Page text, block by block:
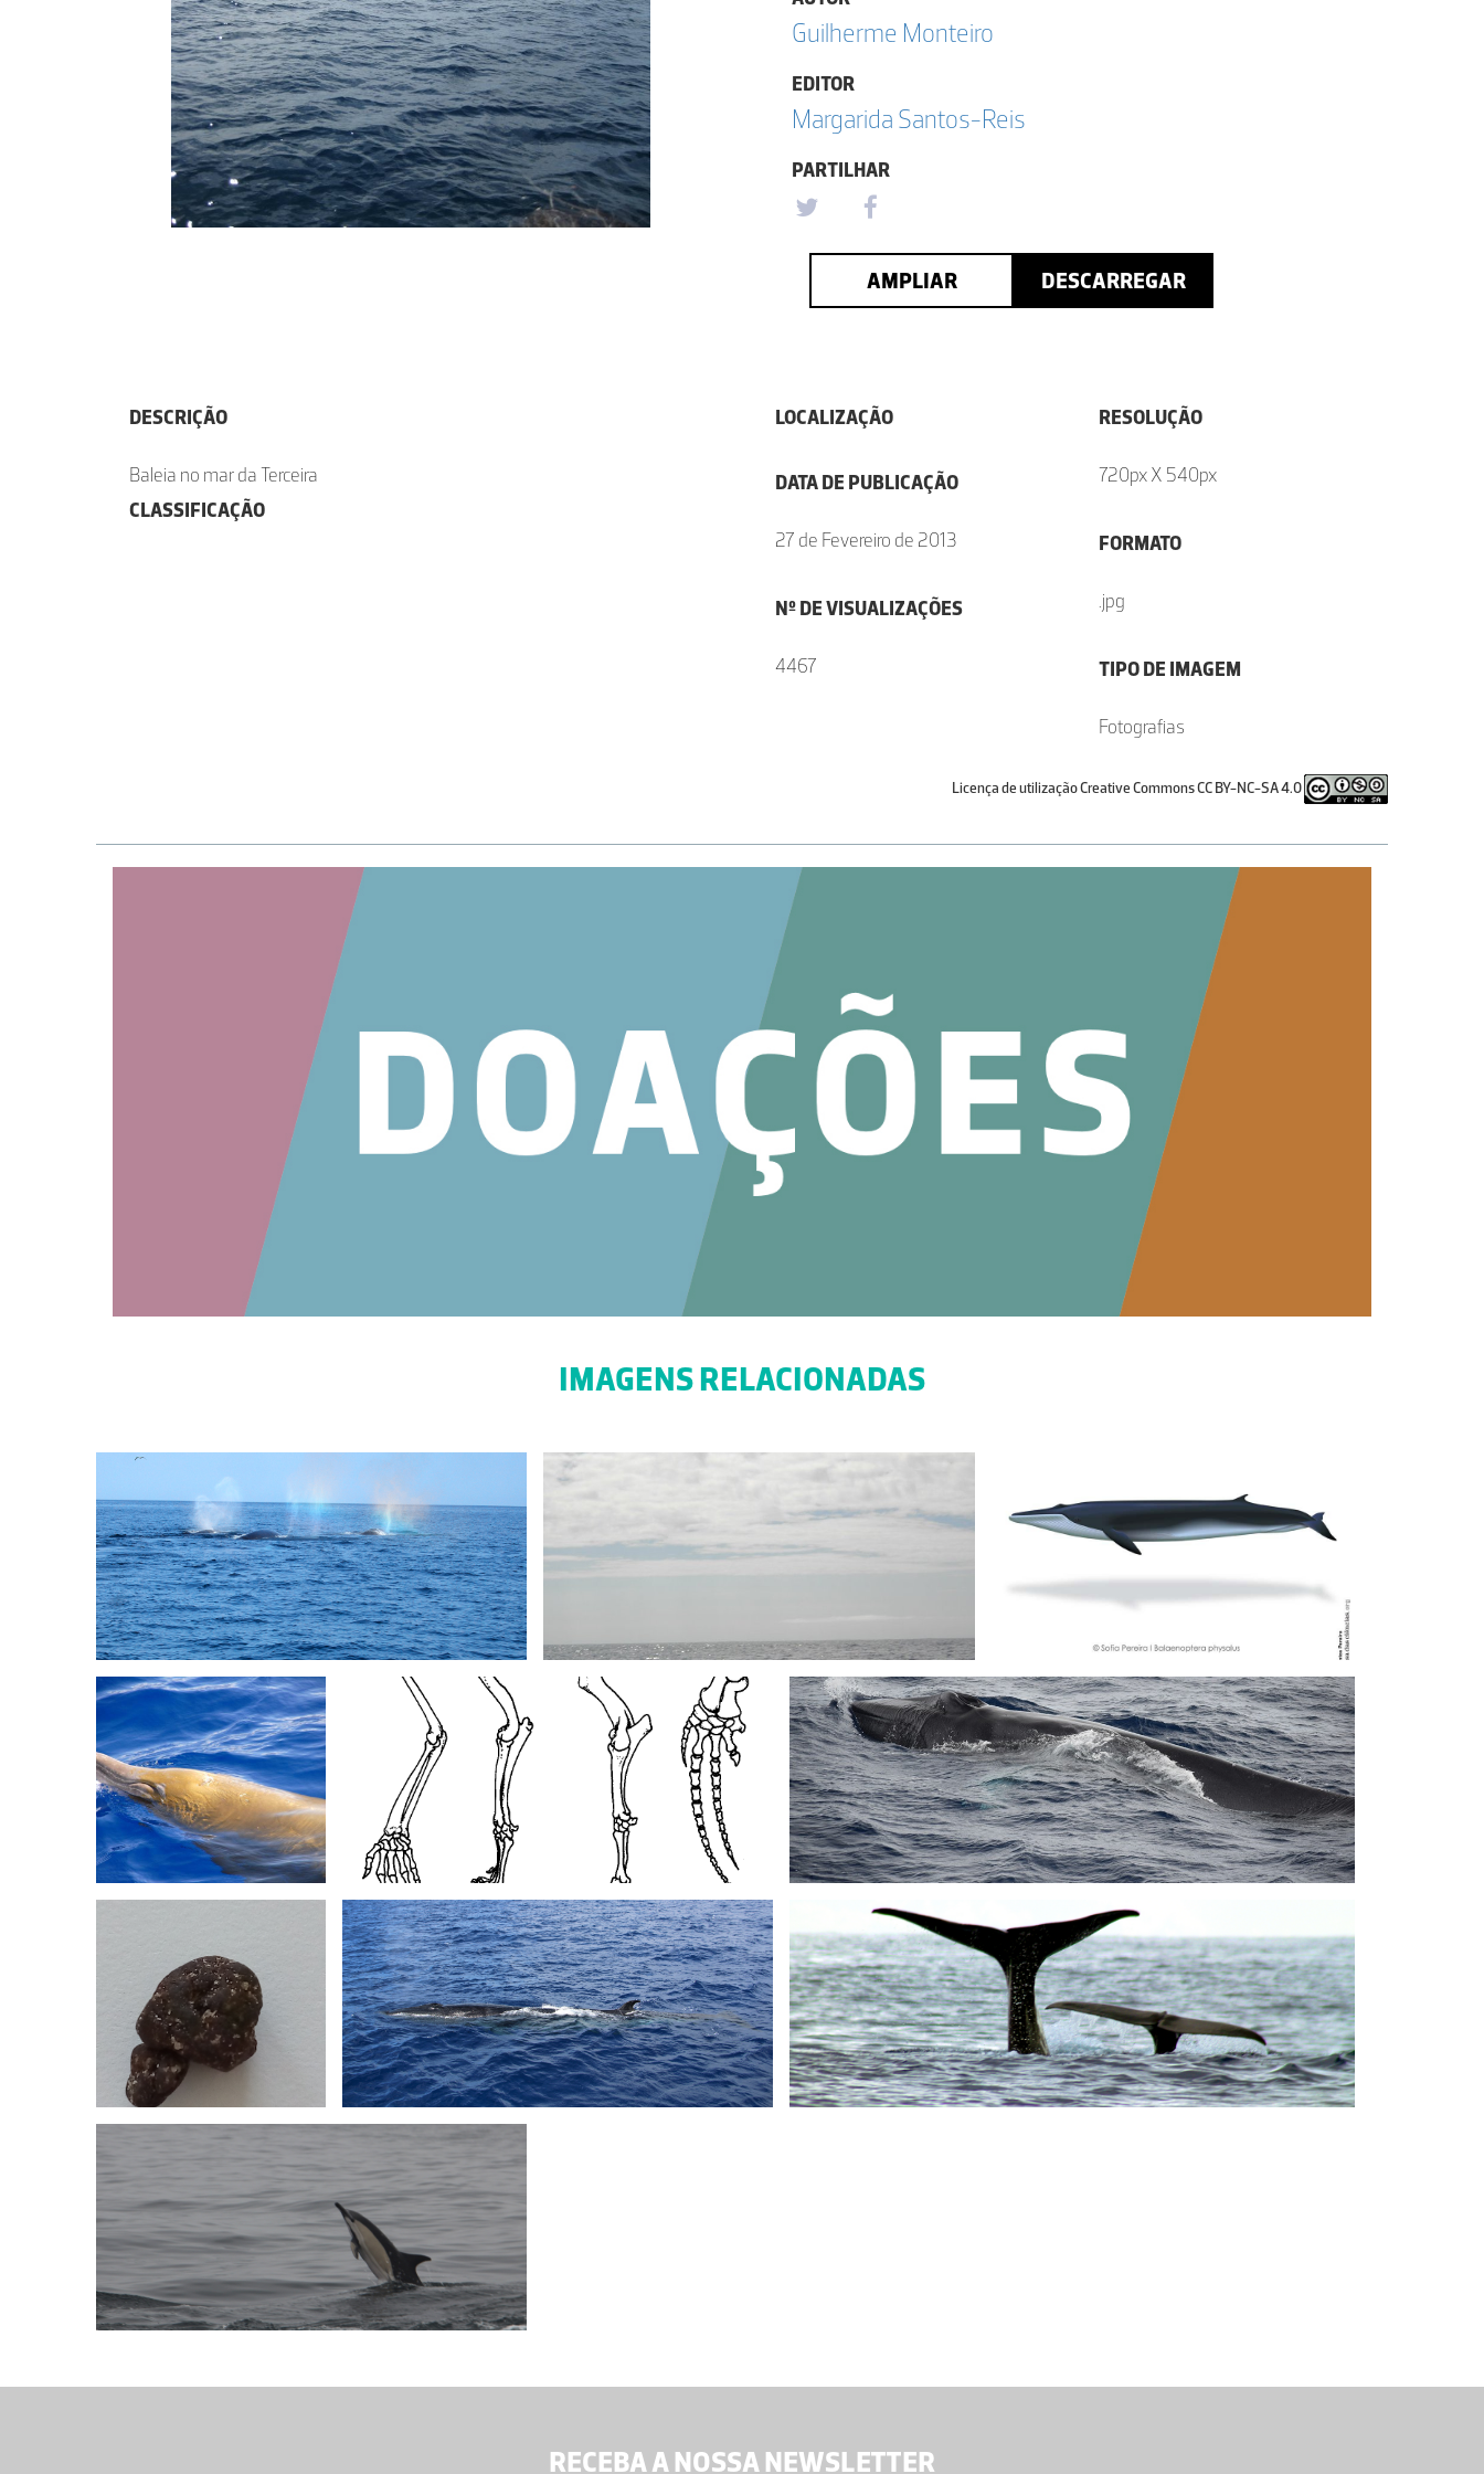
Guilherme Monteiro
EDITOR
Margarida Santos-Reis
PARTILHAR
AMPLIAR DESCARREGAR
DESCRIÇÃO
Baleia no mar da Terceira
CLASSIFICAÇÃO
LOCALIZAÇÃO
DATA DE PUBLICAÇÃO
27 de Fevereiro de 2013
Nº DE VISUALIZAÇÕES
4467
RESOLUÇÃO
720px X 540px
FORMATO
.jpg
TIPO DE IMAGEM
Fotografias
Licença de utilização Creative Commons CC BY-NC-SA 4.0
IMAGENS RELACIONADAS
RECEBA A NOSSA NEWSLETTER